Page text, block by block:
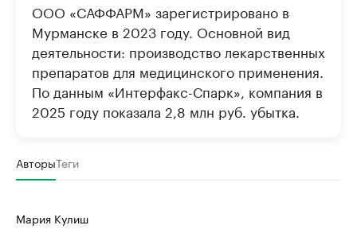
ООО «САФФАРМ» зарегистрировано в
Мурманске в 2023 году. Основной вид
деятельности: производство лекарственных
препаратов для медицинского применения.
По данным «Интерфакс-Спарк», компания в
2025 году показала 2,8 млн руб. убытка.
АвторыТеги
Мария Кулиш